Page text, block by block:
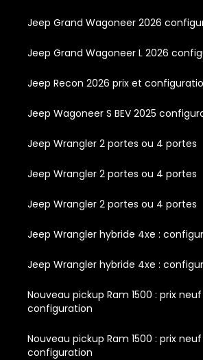
Jeep Grand Wagoneer 2026
Jeep Grand Wagoneer L 2026
Jeep Recon 2026 prix et
Jeep Wagoneer S BEV 2025
Jeep Wrangler 2 portes ou 4 portes
Jeep Wrangler 2 portes ou 4 portes
Jeep Wrangler 2 portes ou 4 portes
Jeep Wrangler hybride 4xe :
Jeep Wrangler hybride 4xe :
Nouveau pickup Ram 1500 : prix
configuration
Nouveau pickup Ram 1500 : prix
configuration